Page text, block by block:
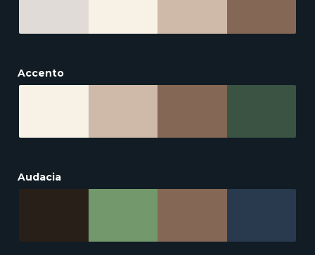
Accento
Audacia